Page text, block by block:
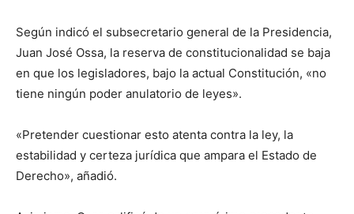
Según indicó el subsecretario general de la Presidencia,
Juan José Ossa, la reserva de constitucionalidad se baja
en que los legisladores, bajo la actual Constitución, «no
tiene ningún poder anulatorio de leyes».
«Pretender cuestionar esto atenta contra la ley, la
estabilidad y certeza jurídica que ampara el Estado de
Derecho», añadió.